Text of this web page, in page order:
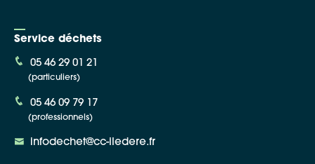
Service déchets
05 46 29 01 21
(particuliers)
05 46 09 79 17
(professionnels)
infodechet@cc-iledere.fr